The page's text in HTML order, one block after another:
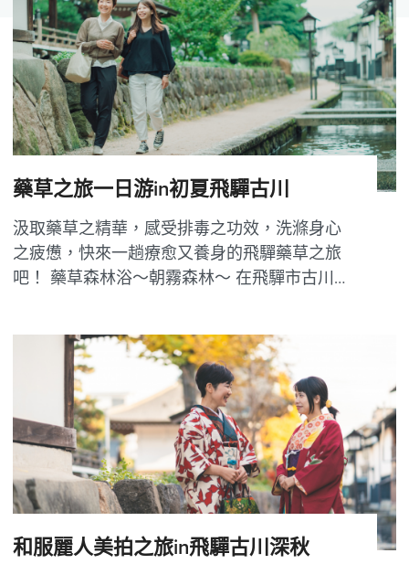
藥草之旅一日游in初夏飛驒古川
汲取藥草之精華，感受排毒之功效，洗滌身心
之疲憊，快來一趟療愈又養身的飛驒藥草之旅
吧！ 藥草森林浴～朝霧森林～ 在飛驒市古川町
霧飄渺恍如仙境的清晨還是漏下絲絲光纖的更
顯葱綠的日中，都讓人有一種置身於綠林仙境...
和服麗人美拍之旅in飛驒古川深秋